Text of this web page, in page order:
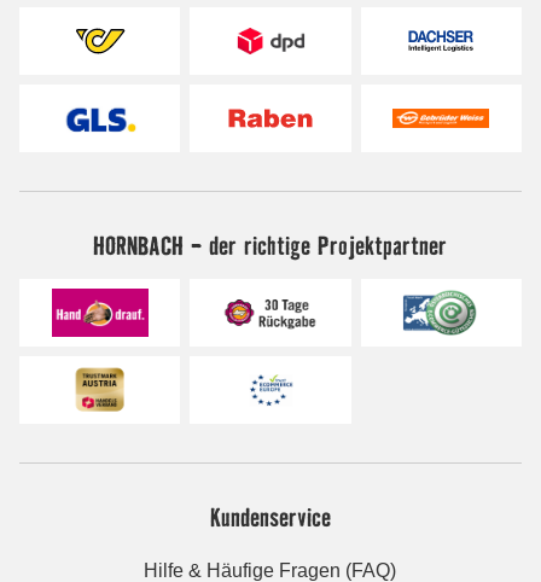
HORNBACH - der richtige Projektpartner
Kundenservice
Hilfe & Häufige Fragen (FAQ)